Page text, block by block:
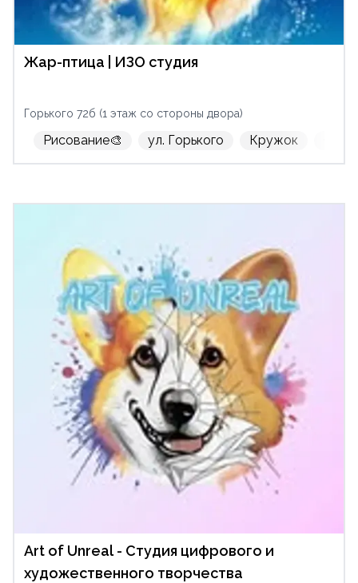
Жар-птица | ИЗО студия
Горького 72б (1 этаж со стороны двора)
Рисование🎨 ул. Горького Кружок
Art of Unreal - Студия цифрового и
художественного творчества